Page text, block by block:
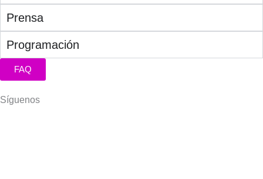
Prensa
Programación
FAQ
Síguenos